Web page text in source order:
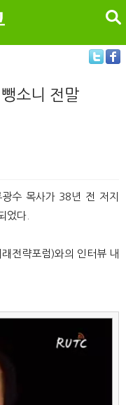
검색
소니 전말
수 목사가 38년 전 저지
었다.
전략포럼)와의 인터뷰 내